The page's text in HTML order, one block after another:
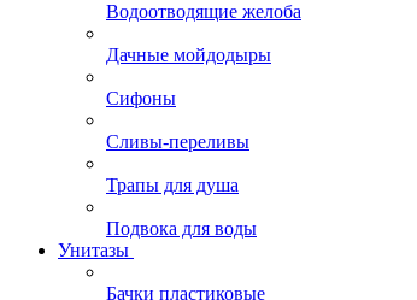
Водоотводящие желоба
Дачные мойдодыры
Сифоны
Сливы-переливы
Трапы для душа
Подвока для воды
Унитазы
Бачки пластиковые